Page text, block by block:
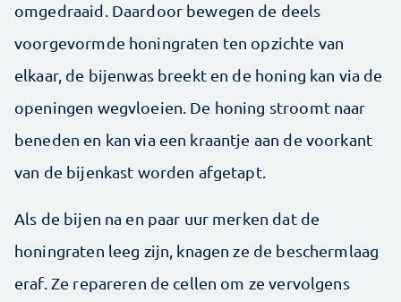
omgedraaid. Daardoor bewegen de deels
voorgevormde honingraten ten opzichte van
elkaar, de bijenwas breekt en de honing kan via de
openingen wegvloeien. De honing stroomt naar
beneden en kan via een kraantje aan de voorkant
van de bijenkast worden afgetapt.
Als de bijen na en paar uur merken dat de
honingraten leeg zijn, knagen ze de beschermlaag
eraf. Ze repareren de cellen om ze vervolgens